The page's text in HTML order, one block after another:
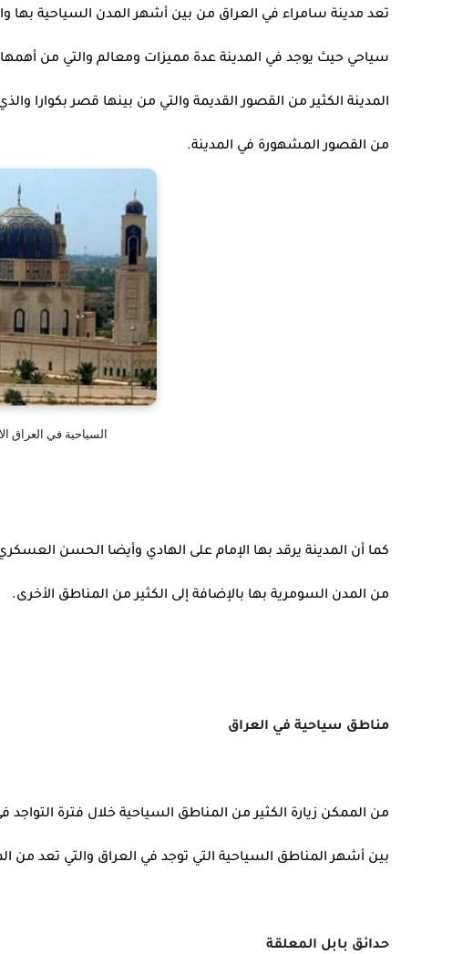
تعد مدينة سامراء في العراق من بين أشهر المدن السياحية بها
المدينة الكثير من القصور القديمة والتي من بينها قصر بكوارا
من القصور المشهورة في المدينة.
السياحية في العراق
كما أن المدينة يرقد بها الإمام على الهادي وأيضا الحسن
من المدن السومرية بها بالإضافة إلى الكثير من المناطق الأخرى.
مناطق سياحية في العراق
من الممكن زيارة الكثير من المناطق السياحية خلال فترة
بين أشهر المناطق السياحية التي توجد في العراق والتي تعد من
حدائق بابل المعلقة